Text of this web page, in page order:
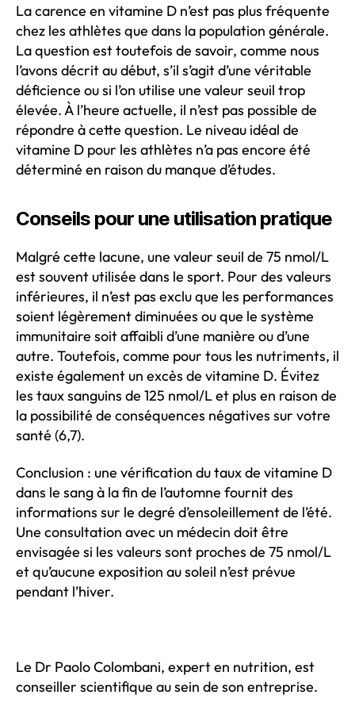
La carence en vitamine D n’est pas plus fréquente
chez les athlètes que dans la population générale.
La question est toutefois de savoir, comme nous
l’avons décrit au début, s’il s’agit d’une véritable
déficience ou si l’on utilise une valeur seuil trop
élevée. À l’heure actuelle, il n’est pas possible de
répondre à cette question. Le niveau idéal de
vitamine D pour les athlètes n’a pas encore été
déterminé en raison du manque d’études.
Conseils pour une utilisation pratique
Malgré cette lacune, une valeur seuil de 75 nmol/L
est souvent utilisée dans le sport. Pour des valeurs
inférieures, il n’est pas exclu que les performances
soient légèrement diminuées ou que le système
immunitaire soit affaibli d’une manière ou d’une
autre. Toutefois, comme pour tous les nutriments, il
existe également un excès de vitamine D. Évitez
les taux sanguins de 125 nmol/L et plus en raison de
la possibilité de conséquences négatives sur votre
santé (6,7).
Conclusion : une vérification du taux de vitamine D
dans le sang à la fin de l’automne fournit des
informations sur le degré d’ensoleillement de l’été.
Une consultation avec un médecin doit être
envisagée si les valeurs sont proches de 75 nmol/L
et qu’aucune exposition au soleil n’est prévue
pendant l’hiver.
Le Dr Paolo Colombani, expert en nutrition, est
conseiller scientifique au sein de son entreprise.